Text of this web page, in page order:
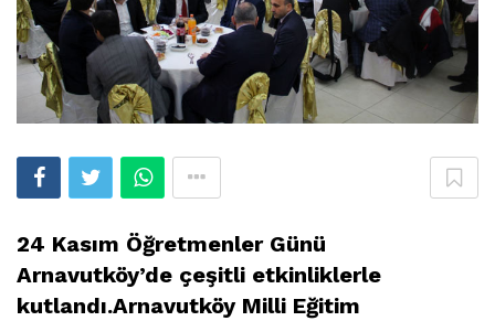
24 Kasım Öğretmenler Günü
Arnavutköy’de çeşitli etkinliklerle
kutlandı.Arnavutköy Milli Eğitim